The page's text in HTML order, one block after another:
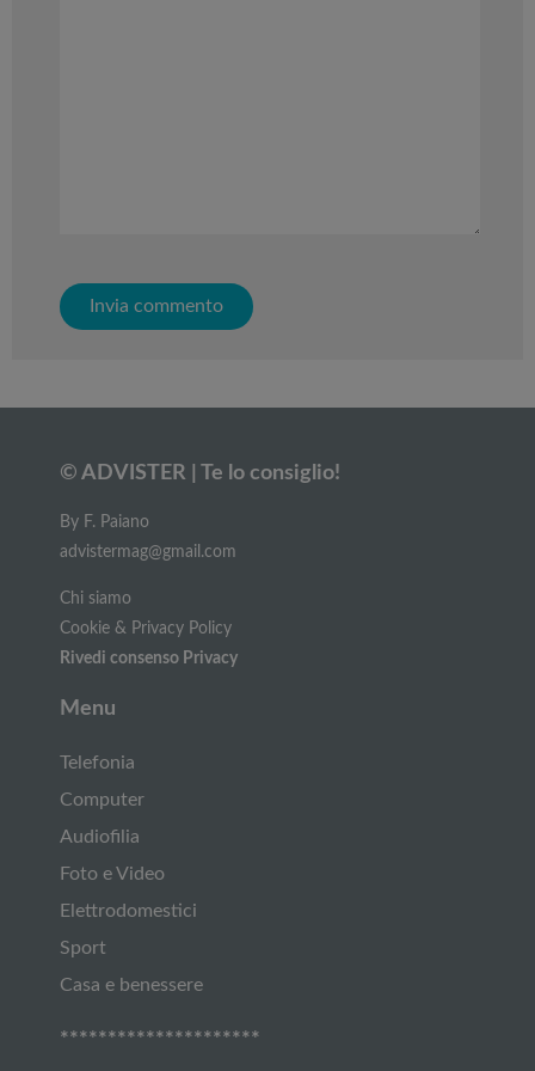
© ADVISTER | Te lo consiglio!
By F. Paiano
advistermag@gmail.com
Chi siamo
Cookie & Privacy Policy
Rivedi consenso Privacy
Menu
Telefonia
Computer
Audiofilia
Foto e Video
Elettrodomestici
Sport
Casa e benessere
*********************